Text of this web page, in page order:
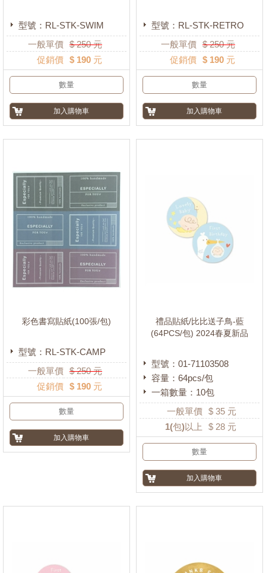
型號：RL-STK-SWIM
一般單價 $250元
促銷價 $ 190 元
型號：RL-STK-RETRO
一般單價 $250元
促銷價 $ 190 元
彩色書寫貼紙(100張/包)
型號：RL-STK-CAMP
一般單價 $250元
促銷價 $ 190 元
禮品貼紙/比比送子鳥-藍
(64PCS/包) 2024春夏新品
型號：01-71103508
容量：64pcs/包
一箱數量：10包
一般單價 $ 35 元
1(包)以上 $ 28 元